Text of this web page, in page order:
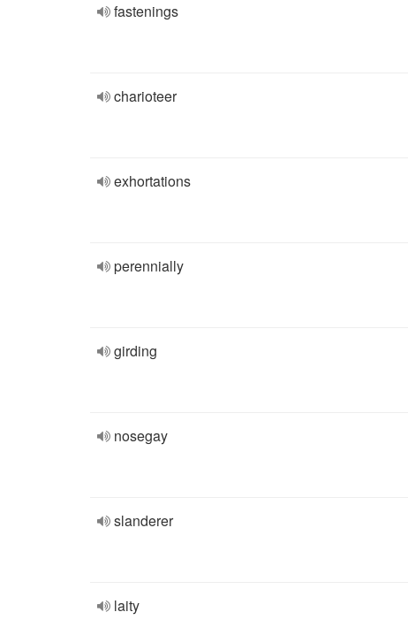
fastenings
charioteer
exhortations
perennially
girding
nosegay
slanderer
laity